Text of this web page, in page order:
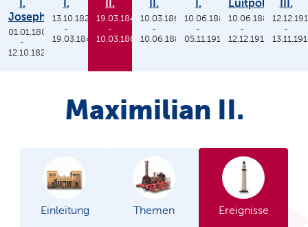
I.
Joseph
01.01.1806
-
12.10.1825
I.
13.10.1825
-
19.03.1848
II.
19.03.1848
-
10.03.1864
II.
10.03.1864
-
10.06.1886
I.
10.06.1886
-
05.11.1913
Luitpold
10.06.1886
-
12.12.1912
III.
-
Maximilian II.
Einleitung Themen Ereignisse